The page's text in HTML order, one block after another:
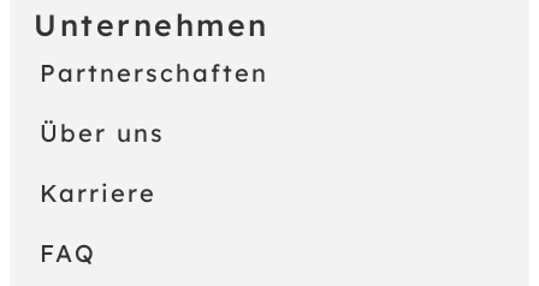
Unternehmen
Partnerschaften
Über uns
Karriere
FAQ